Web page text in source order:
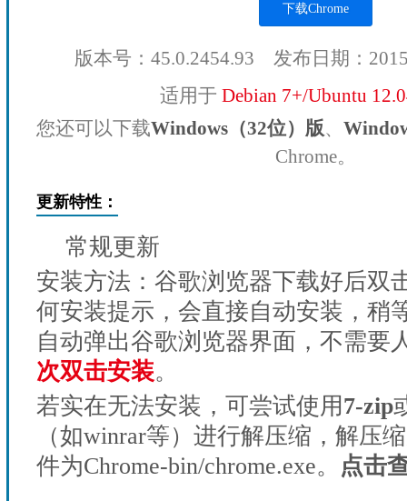
下载Chrome
版本号：45.0.2454.93 发布日期：
适用于 Debian 7+/Ubuntu
您还可以下载Windows（32位）版、
Chrome。
更新特性：
常规更新
安装方法：谷歌浏览器下载好后双
何安装提示，会直接自动安装，稍
自动弹出谷歌浏览器界面，不需要
次双击安装。
若实在无法安装，可尝试使用7-zip
（如winrar等）进行解压缩，解压
件为Chrome-bin/chrome.exe。
点击